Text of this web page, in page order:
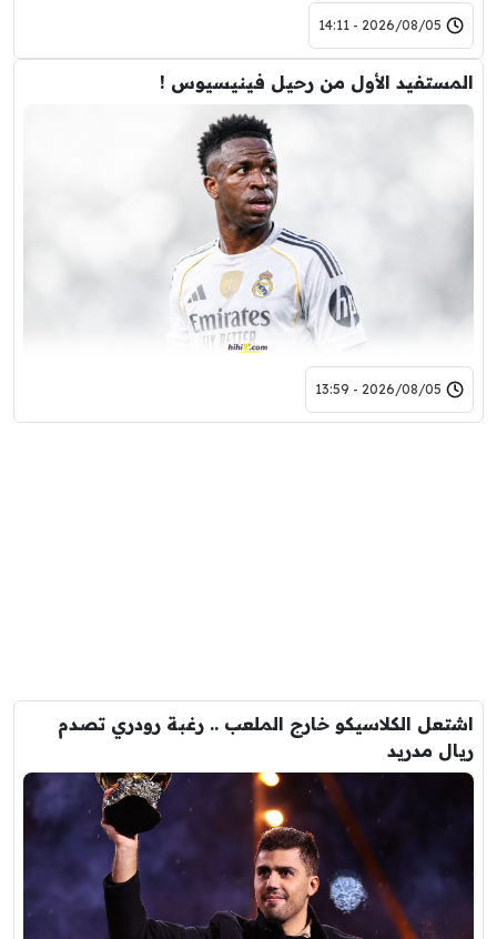
2026/08/05 - 14:11
المستفيد الأول من رحيل فينيسيوس !
2026/08/05 - 13:59
اشتعل الكلاسيكو خارج الملعب .. رغبة رودري تصدم
ريال مدريد